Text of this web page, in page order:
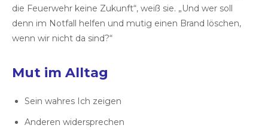
die Feuerwehr keine Zukunft“, weiß sie. „Und wer soll
denn im Notfall helfen und mutig einen Brand löschen,
wenn wir nicht da sind?“
Mut im Alltag
Sein wahres Ich zeigen
Anderen widersprechen